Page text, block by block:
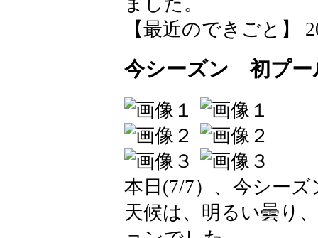
【最近のできごと】
今シーズン 初プー
本日(7/7）、今シー
天候は、明るい曇り